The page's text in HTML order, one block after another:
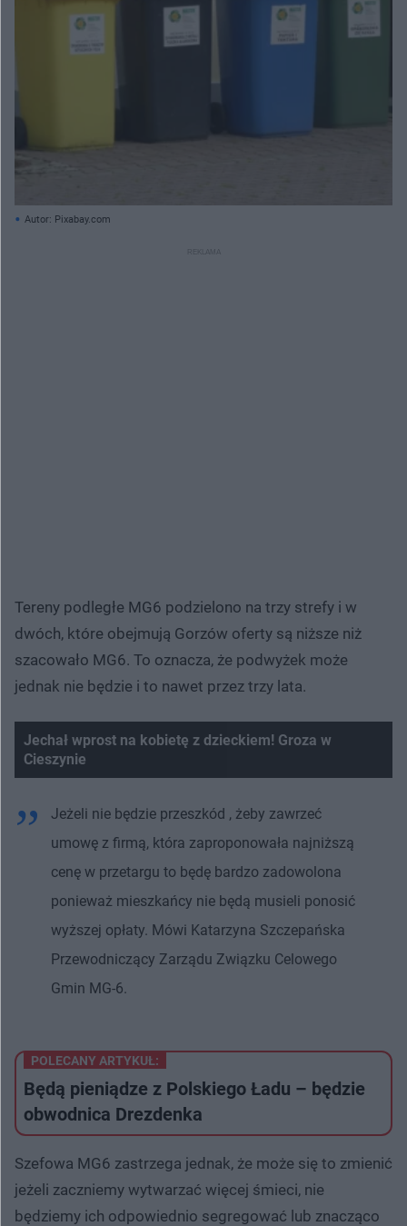
Autor: Pixabay.com
Tereny podległe MG6 podzielono na trzy strefy i w
dwóch, które obejmują Gorzów oferty są niższe niż
szacowało MG6. To oznacza, że podwyżek może
jednak nie będzie i to nawet przez trzy lata.
Jechał wprost na kobietę z dzieckiem! Groza w
Cieszynie
Jeżeli nie będzie przeszkód , żeby zawrzeć
umowę z firmą, która zaproponowała najniższą
cenę w przetargu to będę bardzo zadowolona
ponieważ mieszkańcy nie będą musieli ponosić
wyższej opłaty. Mówi Katarzyna Szczepańska
Przewodniczący Zarządu Związku Celowego
Gmin MG-6.
POLECANY ARTYKUŁ:
Będą pieniądze z Polskiego Ładu – będzie
obwodnica Drezdenka
Szefowa MG6 zastrzega jednak, że może się to zmienić
jeżeli zaczniemy wytwarzać więcej śmieci, nie
będziemy ich odpowiednio segregować lub znacząco